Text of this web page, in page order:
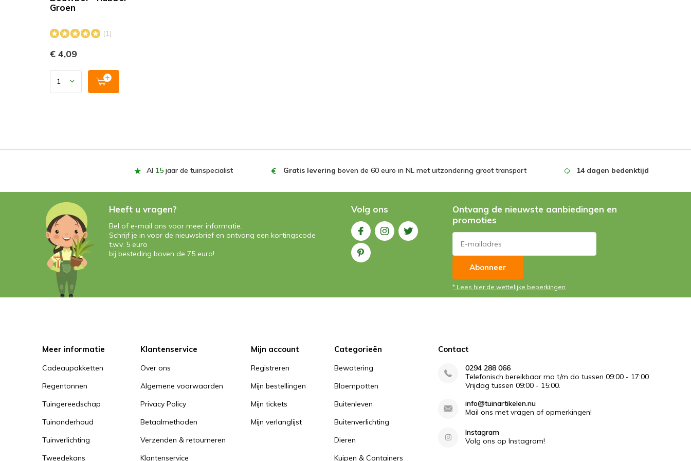
Groen
(1)
€ 4,09
Al 15 jaar de tuinspecialist Gratis levering boven de 60 euro in NL met uitzondering groot transport 14 dagen bedenktijd
Heeft u vragen?
Bel of e-mail ons voor meer informatie.
Schrijf je in voor de nieuwsbrief en ontvang een kortingscode
t.w.v. 5 euro
bij besteding boven de 75 euro!
Volg ons
Ontvang de nieuwste aanbiedingen en
promoties
Abonneer
* Lees hier de wettelijke beperkingen
Meer informatie
Cadeaupakketten
Regentonnen
Tuingereedschap
Tuinonderhoud
Tuinverlichting
Tweedekans
Klantenservice
Over ons
Algemene voorwaarden
Privacy Policy
Betaalmethoden
Verzenden & retourneren
Klantenservice
Mijn account
Registreren
Mijn bestellingen
Mijn tickets
Mijn verlanglijst
Categorieën
Bewatering
Bloempotten
Buitenleven
Buitenverlichting
Dieren
Kuipen & Containers
Contact
0294 288 066
Telefonisch bereikbaar ma t/m do tussen 09:00 - 17:00
Vrijdag tussen 09:00 - 15:00.
info@tuinartikelen.nu
Mail ons met vragen of opmerkingen!
Instagram
Volg ons op Instagram!